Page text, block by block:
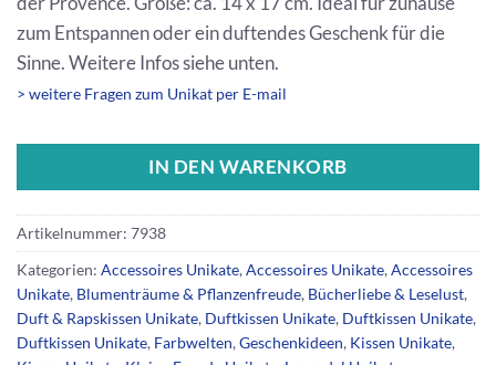
zum Entspannen oder ein duftendes Geschenk für die
Sinne. Weitere Infos siehe unten.
> weitere Fragen zum Unikat per E-mail
IN DEN WARENKORB
Artikelnummer: 7938
Kategorien: Accessoires Unikate,Accessoires Unikate,Accessoires
Unikate, Blumenträume & Pflanzenfreude, Bücherliebe & Leselust,
Duft & Rapskissen Unikate, Duftkissen Unikate, Duftkissen Unikate,
Duftkissen Unikate, Farbwelten,Geschenkideen, Kissen Unikate,